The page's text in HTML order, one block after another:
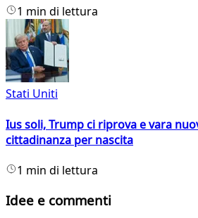
1 min di lettura
Stati Uniti
Ius soli, Trump ci riprova e vara
cittadinanza per nascita
1 min di lettura
Idee e commenti